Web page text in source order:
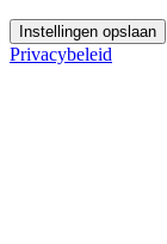
Instellingen opslaan
Privacybeleid